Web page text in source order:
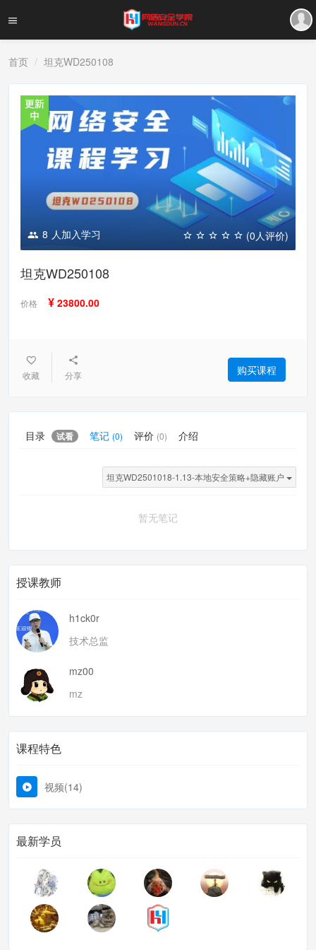
首页 坦克WD250108
8 人加入学习 (0人评价)
坦克WD250108
价格 ¥ 23800.00
收藏 分享 购买课程
目录 试看 笔记 (0) 评价 (0) 介绍
坦克WD2501018-1.13-本地安全策略+隐藏账户
暂无笔记
授课教师
h1ck0r
技术总监
mz00
mz
课程特色
视频(14)
最新学员